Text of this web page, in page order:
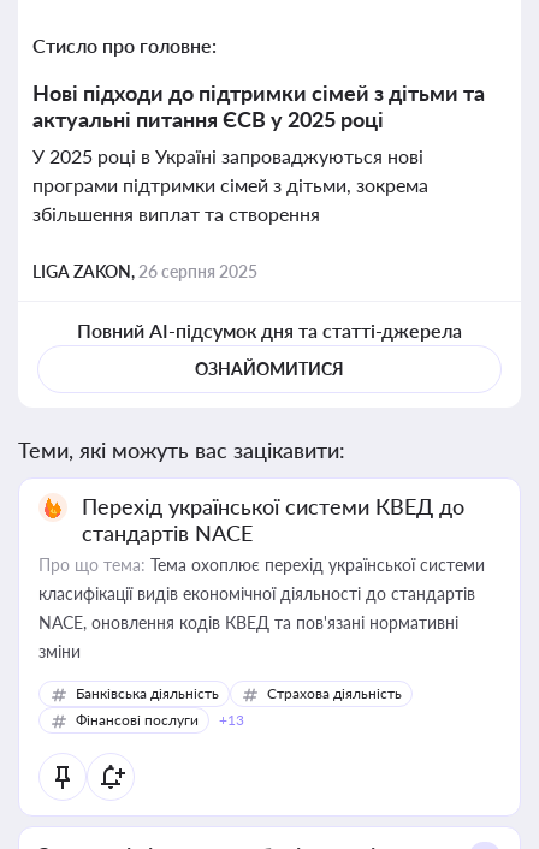
Стисло про головне:
Нові підходи до підтримки сімей з дітьми та
актуальні питання ЄСВ у 2025 році
У 2025 році в Україні запроваджуються нові
програми підтримки сімей з дітьми, зокрема
збільшення виплат та створення
LIGA ZAKON, 26 серпня 2025
Повний AI-підсумок дня та статті-джерела
ОЗНАЙОМИТИСЯ
Теми, які можуть вас зацікавити:
Перехід української системи КВЕД до
стандартів NACE
Про що тема: Тема охоплює перехід української системи
класифікації видів економічної діяльності до стандартів
NACE, оновлення кодів КВЕД та пов'язані нормативні
зміни
Банківська діяльність
Страхова діяльність
Фінансові послуги
+13